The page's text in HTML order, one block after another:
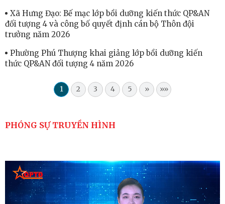
Xã Hưng Đạo: Bế mạc lớp bồi dưỡng kiến thức QP&AN
đối tượng 4 và công bố quyết định cán bộ Thôn đội
trưởng năm 2026
Phường Phú Thượng khai giảng lớp bồi dưỡng kiến
thức QP&AN đối tượng 4 năm 2026
1 2 3 4 5 » »»
PHÓNG SỰ TRUYỀN HÌNH